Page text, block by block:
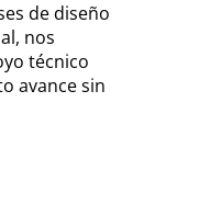
de diseño
nos
técnico
avance sin